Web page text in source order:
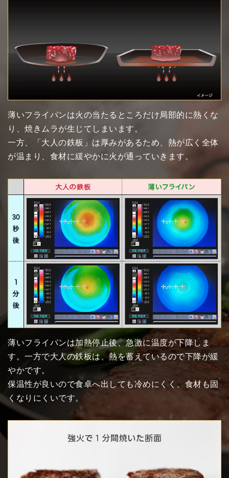
薄いフライパンは火の当たるところだけ局部的に熱くな
り、焼きムラが生じてしまいます。
一方、「大人の鉄板」は厚みがあるため、熱が広く全体
が温まり、食材に緩やかに火が通っていきます。
薄いフライパンは加熱停止後、急激に温度が下降しま
す。一方で大人の鉄板は、熱を蓄えているので下降が緩
やかです。
保温性が良いので食卓へ出しても冷めにくく、食材も固
くなりにくいです。